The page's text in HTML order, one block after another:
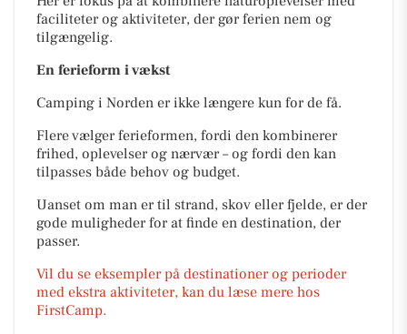
faciliteter og aktiviteter, der gør ferien nem og
tilgængelig.
En ferieform i vækst
Camping i Norden er ikke længere kun for de få.
Flere vælger ferieformen, fordi den kombinerer
frihed, oplevelser og nærvær – og fordi den kan
tilpasses både behov og budget.
Uanset om man er til strand, skov eller fjelde, er der
gode muligheder for at finde en destination, der
passer.
Vil du se eksempler på destinationer og perioder
med ekstra aktiviteter, kan du læse mere hos
FirstCamp.